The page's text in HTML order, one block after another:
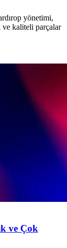
yönetimi,
ve kaliteli parçalar
ve Çok